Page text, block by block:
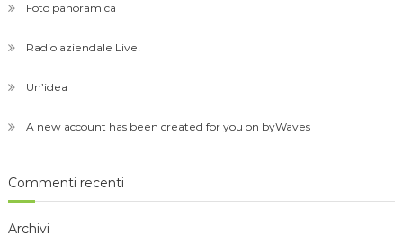
Foto panoramica
Radio aziendale Live!
Un’idea
A new account has been created for you on byWaves
Commenti recenti
Archivi